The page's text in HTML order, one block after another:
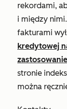
rekordami,
i między
fakturami
kredytowej
stronie
można